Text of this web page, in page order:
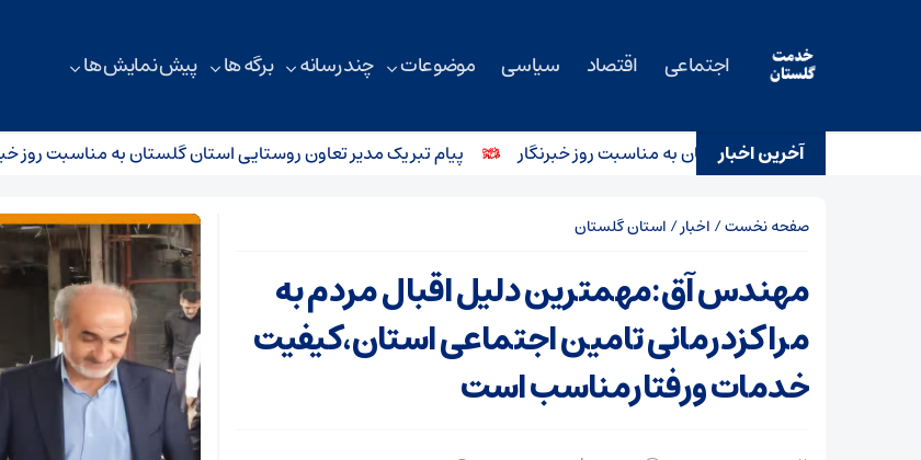
اجتماعی اقتصاد سیاسی موضوعات چند رسانه برگه ها پیش نمایش ها
آخرین اخبار
دادگستری استان گلستان به مناسبت روز خبرنگار پیام تبریک مدیر تعاون روستایی استان گلستان به مناسبت روز خبرنگار
صفحه نخست/ اخبار/ استان گلستان
مهندس آق:مهمترین دلیل اقبال مردم به
مراکزدرمانی تامین اجتماعی استان،کیفیت
خدمات ورفتارمناسب است